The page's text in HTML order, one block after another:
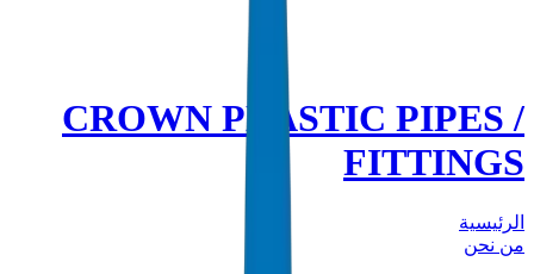
CROWN PLASTIC PIPES /
FITTINGS
الرئيسية
من نحن